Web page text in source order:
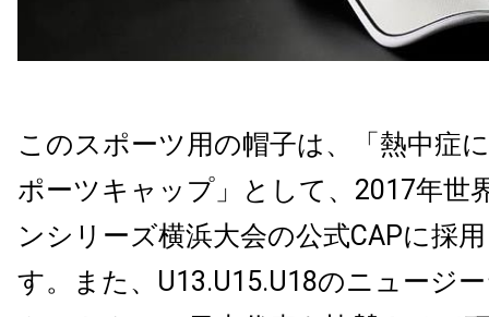
このスポーツ用の帽子は、「 熱中症
ポーツキャップ」として、2017年世
ンシリーズ横浜大会の公式CAPに採
す。また、U13.U15.U18のニュージ